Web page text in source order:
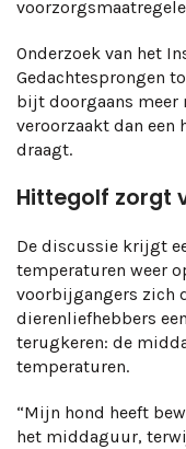
Onderzoek van het
Gedachtesprongen
bijt doorgaans
veroorzaakt dan
draagt.
Hittegolf zorgt
De discussie krijgt
temperaturen weer
voorbijgangers zich
dierenliefhebbers
terugkeren: de
temperaturen.
“Mijn hond heeft
het middaguur,